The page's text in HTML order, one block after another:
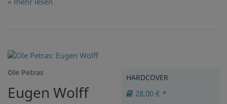
Ole Petras
Eugen Wolff
HARDCOVER
28,00 € *